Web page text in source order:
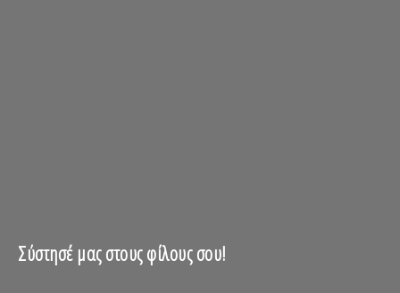
Σύστησέ μας στους φίλους σου!